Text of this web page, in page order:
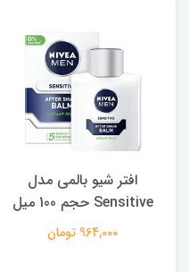
افتر شیو بالمی مدل
Sensitive حجم 100 میل
964,000 تومان